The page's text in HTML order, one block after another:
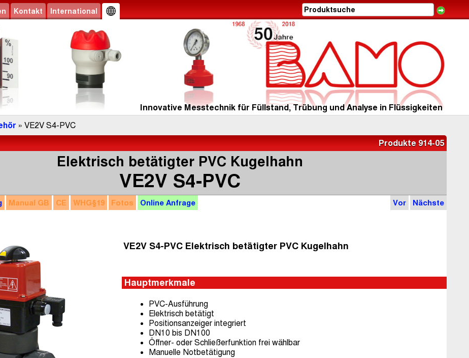
Kontakt International
Innovative Messtechnik für Füllstand, Trübung und Analyse in Flüssigkeiten
» VE2V S4-PVC
Produkte 914-05
Elektrisch betätigter PVC Kugelhahn
VE2V S4-PVC
Vor Nächste
Manual GB CE WHG§19 Fotos Online Anfrage
VE2V S4-PVC Elektrisch betätigter PVC Kugelhahn
Hauptmerkmale
PVC-Ausführung
Elektrisch betätigt
Positionsanzeiger integriert
DN10 bis DN100
Öffner- oder Schließerfunktion frei wählbar
Manuelle Notbetätigung